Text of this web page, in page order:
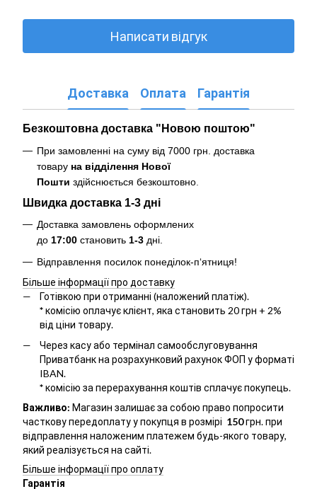
Написати відгук
Доставка Оплата Гарантія
Безкоштовна доставка "Новою поштою"
При замовленні на суму від 7000 грн. доставка
товару на відділення Нової
Пошти здійснюється безкоштовно
Швидка доставка 1-3 дні
Доставка замовлень оформлених
до 17:00 становить 1-3 дні.
Відправлення посилок понеділок-п‘ятниця!
Більше інформації про доставку
Готівкою при отриманні (наложений платіж).
*комісію оплачує клієнт, яка становить 20 грн + 2%
від ціни товару.
Через касу або термінал самообслуговування
Приватбанк на розрахунковий рахунок ФОП у форматі
IBAN.
*комісію за перерахування коштів сплачує покупець.
Важливо: Магазин залишає за собою право попросити
часткову передоплату у покупця в розмірі 150грн. при
відправлення наложеним платежем будь-якого товару,
який реалізується на сайті.
Більше інформації про оплату
Гарантія